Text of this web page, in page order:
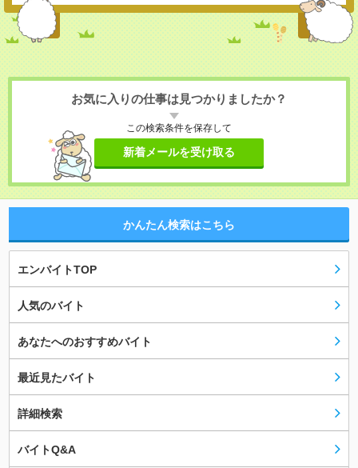
お気に入りの仕事は見つかりましたか？
この検索条件を保存して
新着メールを受け取る
かんたん検索はこちら
エンバイトTOP
人気のバイト
あなたへのおすすめバイト
最近見たバイト
詳細検索
バイトQ&A